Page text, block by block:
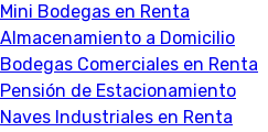
Mini Bodegas en Renta
Almacenamiento a Domicilio
Bodegas Comerciales en Renta
Pensión de Estacionamiento
Naves Industriales en Renta